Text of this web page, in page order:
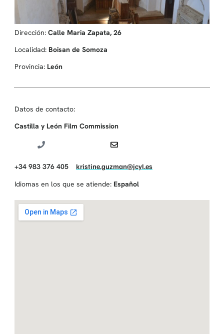
Dirección: Calle Maria Zapata, 26
Localidad: Boisan de Somoza
Provincia: León
Datos de contacto:
Castilla y León Film Commission
+34 983 376 405 kristine.guzman@jcyl.es
Idiomas en los que se atiende: Español